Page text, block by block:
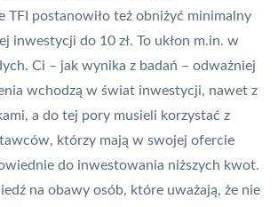
TFI postanowiło też obniżyć minimalny
inwestycji do 10 zł. To ukłon m.in. w
Ci – jak wynika z badań – odważniej
wchodzą w świat inwestycji, nawet z
a do tej pory musieli korzystać z
którzy mają w swojej ofercie
do inwestowania niższych kwot.
na obawy osób, które uważają, że nie